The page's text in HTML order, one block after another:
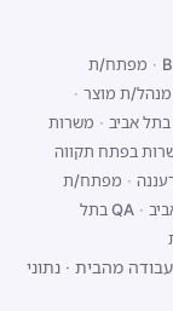
· מפתח/ת
מנהל/ת מוצר ·
אביב · משרות
בפתח תקווה
· מפתח/ת
·
QA בתל
עבודה מהבית · נתוני